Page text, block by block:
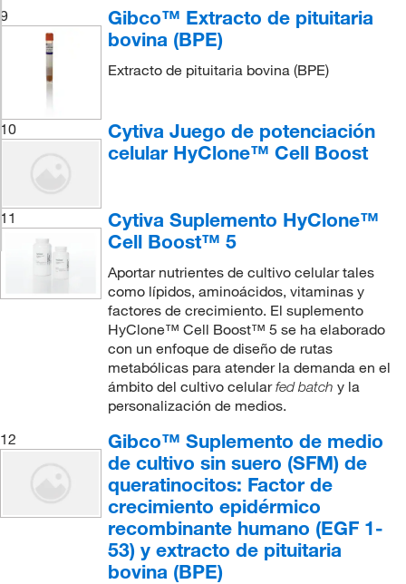
9
Gibco™ Extracto de pituitaria
bovina (BPE)
Extracto de pituitaria bovina (BPE)
10
Cytiva Juego de potenciación
celular HyClone™ Cell Boost
11
Cytiva Suplemento HyClone™
Cell Boost™ 5
Aportar nutrientes de cultivo celular tales
como lípidos, aminoácidos, vitaminas y
factores de crecimiento. El suplemento
HyClone™ Cell Boost™ 5 se ha elaborado
con un enfoque de diseño de rutas
metabólicas para atender la demanda en el
ámbito del cultivo celularfed batch y la
personalización de medios.
12
Gibco™ Suplemento de medio
de cultivo sin suero (SFM) de
queratinocitos: Factor de
crecimiento epidérmico
recombinante humano (EGF 1-
53) y extracto de pituitaria
bovina (BPE)